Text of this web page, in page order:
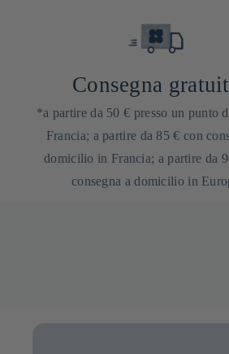
Consegna
*a partire da 50 € presso un punto
Francia; a partire da 85 € con
domicilio in Francia; a partire da
consegna a domicilio in